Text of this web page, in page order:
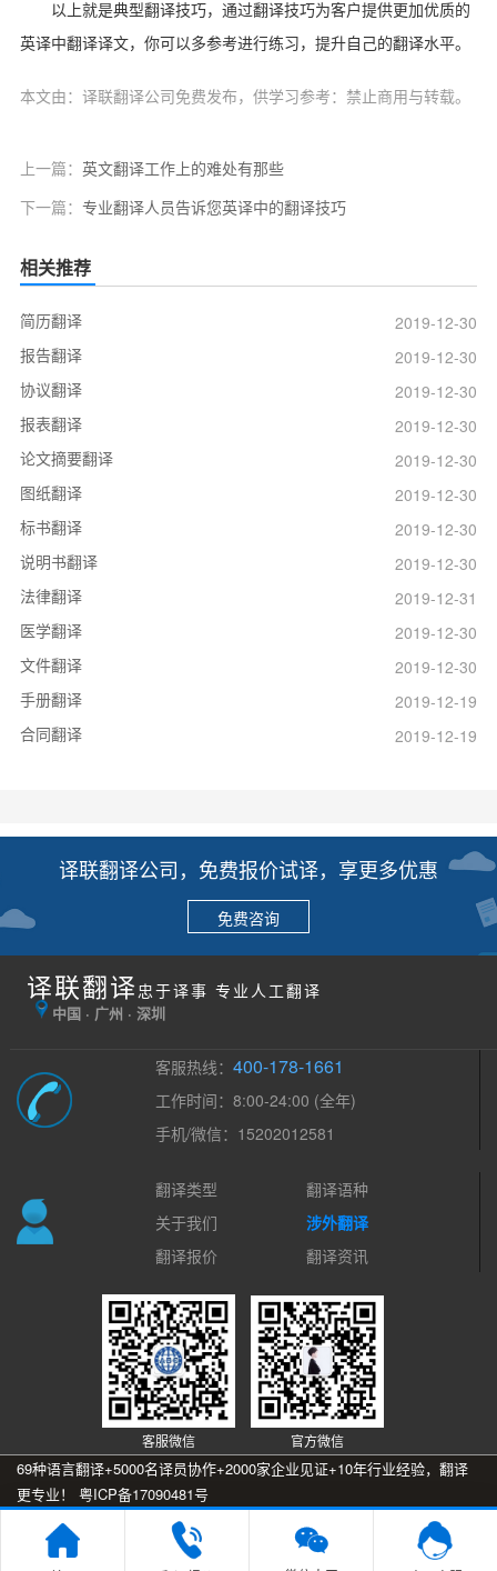
以上就是典型翻译技巧，通过翻译技巧为客户提供更加优质的
英译中翻译译文，你可以多参考进行练习，提升自己的翻译水平。
本文由：译联翻译公司免费发布，供学习参考：禁止商用与转载。
上一篇： 英文翻译工作上的难处有那些
下一篇： 专业翻译人员告诉您英译中的翻译技巧
相关推荐
简历翻译
2019-12-30
报告翻译
2019-12-30
协议翻译
2019-12-30
报表翻译
2019-12-30
论文摘要翻译
2019-12-30
图纸翻译
2019-12-30
标书翻译
2019-12-30
说明书翻译
2019-12-30
法律翻译
2019-12-31
医学翻译
2019-12-30
文件翻译
2019-12-30
手册翻译
2019-12-19
合同翻译
2019-12-19
译联翻译公司，免费报价试译，享更多优惠
免费咨询

译联翻译 忠于译事 专业人工翻译
中国 · 广州 · 深圳
客服热线：400-178-1661
工作时间：8:00-24:00 (全年)
手机/微信：15202012581
翻译类型
翻译语种
关于我们
涉外翻译
翻译报价
翻译资讯
客服微信 官方微信
69种语言翻译+5000名译员协作+2000家企业见证+10年行业经验，翻译
更专业！ 粤ICP备17090481号